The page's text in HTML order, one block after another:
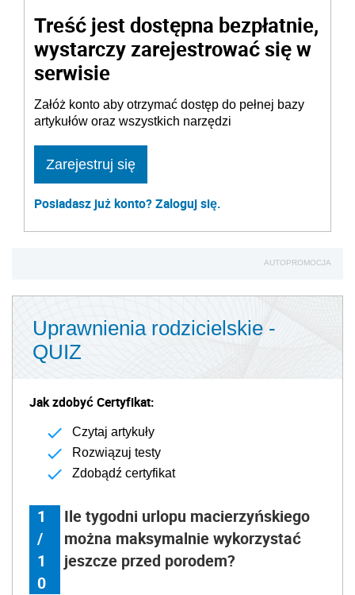
Treść jest dostępna bezpłatnie,
wystarczy zarejestrować się w
serwisie
Załóż konto aby otrzymać dostęp do pełnej bazy
artykułów oraz wszystkich narzędzi
Zarejestruj się
Posiadasz już konto? Zaloguj się.
AUTOPROMOCJA
Uprawnienia rodzicielskie -
QUIZ
Jak zdobyć Certyfikat:
Czytaj artykuły
Rozwiązuj testy
Zdobądź certyfikat
1
/
1
0
Ile tygodni urlopu macierzyńskiego
można maksymalnie wykorzystać
jeszcze przed porodem?